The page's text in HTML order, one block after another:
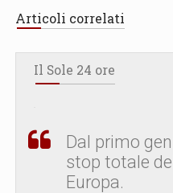
Articoli correlati
Il Sole 24 ore
Dal primo
stop totale
Europa.